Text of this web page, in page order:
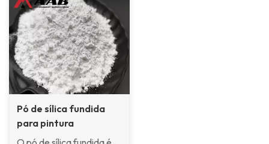
Pó de sílica fundida
para pintura
automotiva - RG400